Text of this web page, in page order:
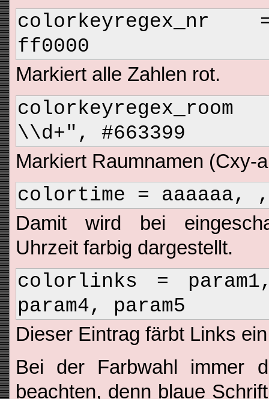
ff0000
Markiert alle Zahlen rot.
\\d+", #663399
Markiert Raumnamen (Cxy-
colortime =
Damit wird bei
Uhrzeit farbig dargestellt.
colorlinks =
param4, param5
Dieser Eintrag färbt Links
Bei der Farbwahl immer
beachten, denn blaue